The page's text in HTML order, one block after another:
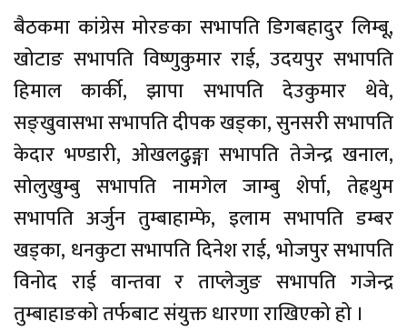
बैठकमा कांग्रेस मोरङका सभापति डिगबहादुर लिम्बू,
खोटाङ सभापति विष्णुकुमार राई, उदयपुर सभापति
हिमाल कार्की, झापा सभापति देउकुमार थेवे,
सङ्खुवासभा सभापति दीपक खड्का, सुनसरी सभापति
केदार भण्डारी, ओखलढुङ्गा सभापति तेजेन्द्र खनाल,
सोलुखुम्बु सभापति नामगेल जाम्बु शेर्पा, तेह्रथुम
सभापति अर्जुन तुम्बाहाम्फे, इलाम सभापति डम्बर
खड्का, धनकुटा सभापति दिनेश राई, भोजपुर सभापति
विनोद राई वान्तवा र ताप्लेजुङ सभापति गजेन्द्र
तुम्बाहाङको तर्फबाट संयुक्त धारणा राखिएको हो ।